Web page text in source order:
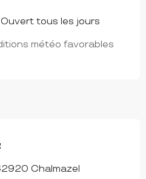
tous les jours
météo favorables
Chalmazel